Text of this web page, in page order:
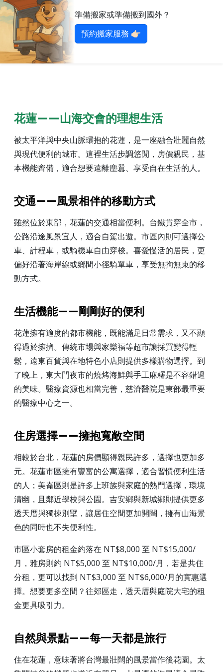
準備搬家或準備搬到國外？
預約搬家服務 👉🏻
花蓮——山海交會的理想生活
被太平洋與中央山脈環抱的花蓮，是一座融合壯麗自然
與現代便利的城市。這裡生活步調悠閒，房價親民，基
本機能齊備，適合想要遠離塵囂、享受自在生活的人。
交通——風景相伴的移動方式
雖然位於東部，花蓮的交通相當便利。台鐵貫穿全市，
公路沿途風景宜人，適合自駕出遊。市區內則可選擇公
車、計程車，或騎機車自由穿梭。喜愛慢活的居民，更
偏好沿著海岸線或鄉間小徑騎單車，享受無拘無束的移
動方式。
生活機能——剛剛好的便利
花蓮擁有適度的都市機能，既能滿足日常需求，又不顯
得過於擁擠。傳統市場與家樂福等超市讓採買變得輕
鬆，遠東百貨與在地特色小店則提供多樣購物選擇。到
了晚上，東大門夜市的燒烤海鮮與手工麻糬是不容錯過
的美味。醫療資源也相當完善，慈濟醫院是東部最重要
的醫療中心之一。
住房選擇——擁抱寬敞空間
相較於台北，花蓮的房價顯得親民許多，選擇也更加多
元。花蓮市區擁有豐富的公寓選擇，適合習慣便利生活
的人；美崙區則是許多上班族與家庭的熱門選擇，環境
清幽，且鄰近學校與公園。吉安鄉與新城鄉則提供更多
透天厝與獨棟別墅，讓居住空間更加開闊，擁有山海景
色的同時也不失便利性。
市區小套房的租金約落在 NT$8,000 至 NT$15,000/
月，雅房則約 NT$5,000 至 NT$10,000/月，若是共住
分租，更可以找到 NT$3,000 至 NT$6,000/月的實惠選
擇。想要更多空間？往郊區走，透天厝與庭院大宅的租
金更具吸引力。
自然與景點——每一天都是旅行
住在花蓮，意味著將台灣最壯闊的風景當作後花園。太